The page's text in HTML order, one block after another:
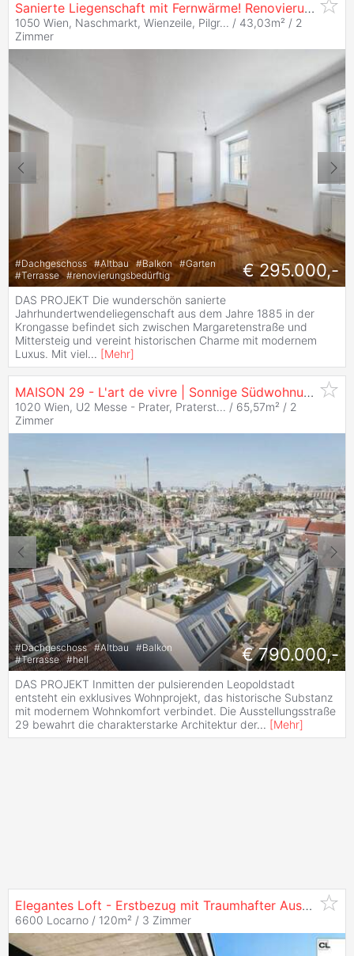
Sanierte Liegenschaft mit Fernwärme! Renovierungsbedürftiger 2-Zimmer-Altbau beim Mittersteig!
1050 Wien, Naschmarkt, Wienzeile, Pilgr... / 43,03m² / 2
Zimmer
#Dachgeschoss #Altbau #Balkon #Garten
#Terrasse #renovierungsbedürftig € 295.000,-
DAS PROJEKT Die wunderschön sanierte
Jahrhundertwendeliegenschaft aus dem Jahre 1885 in der
Krongasse befindet sich zwischen Margaretenstraße und
Mittersteig und vereint historischen Charme mit modernem
Luxus. Mit viel... [Mehr]
MAISON 29 - L'art de vivre | Sonnige Südwohnung im 1. Dachgeschoß mit Blick über den Prater!
1020 Wien, U2 Messe - Prater, Praterst... / 65,57m² / 2
Zimmer
#Dachgeschoss #Altbau #Balkon
#Terrasse #hell € 790.000,-
DAS PROJEKT Inmitten der pulsierenden Leopoldstadt
entsteht ein exklusives Wohnprojekt, das historische Substanz
mit modernem Wohnkomfort verbindet. Die Ausstellungsstraße
29 bewahrt die charakterstarke Architektur der... [Mehr]
Elegantes Loft - Erstbezug mit Traumhafter Aussicht
6600 Locarno / 120m² / 3 Zimmer